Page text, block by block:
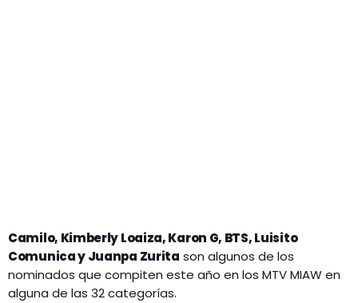
Camilo, Kimberly Loaiza, Karon G, BTS, Luisito
Comunica y Juanpa Zurita son algunos de los
nominados que compiten este año en los MTV MIAW en
alguna de las 32 categorías.